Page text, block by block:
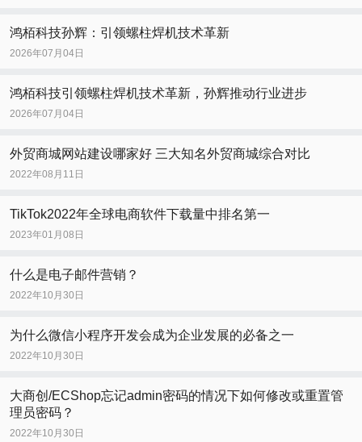
鸿栢科技孙辉：引领螺柱焊机技术革新
2026年07月04日
鸿栢科技引领螺柱焊机技术革新，孙辉推动行业进步
2026年07月04日
外贸商城网站建设哪家好 三大知名外贸商城综合对比
2022年08月11日
TikTok2022年全球电商软件下载量中排名第一
2023年01月08日
什么是电子邮件营销？
2022年10月30日
为什么微信小程序开发会成为企业发展的必备之一
2022年10月30日
大商创/ECShop忘记admin密码的情况下如何修改或重置管
理员密码？
2022年10月30日